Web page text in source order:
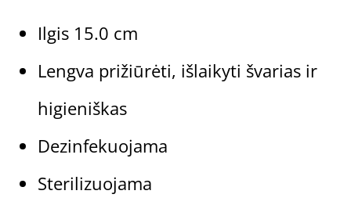
Ilgis 15.0 cm
Lengva prižiūrėti, išlaikyti švarias ir
higieniškas
Dezinfekuojama
Sterilizuojama